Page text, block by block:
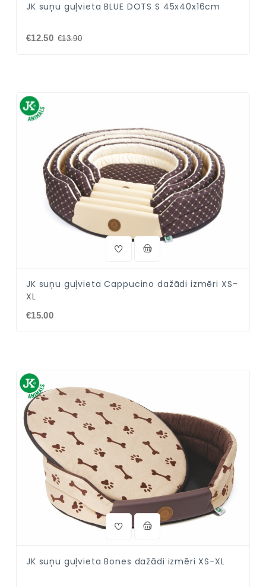
JK suņu guļvieta BLUE DOTS S 45x40x16cm
€12.50 €13.90
JK suņu guļvieta Cappucino dažādi izmēri XS-
XL
€15.00
JK suņu guļvieta Bones dažādi izmēri XS-XL